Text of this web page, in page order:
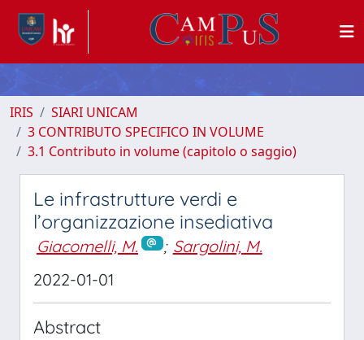
IRIS
SIARI UNICAM
3 CONTRIBUTO SPECIFICO IN VOLUME
3.1 Contributo in volume (capitolo o saggio)
Le infrastrutture verdi e
l’organizzazione insediativa
Giacomelli, M. ; Sargolini, M.
2022-01-01
Abstract